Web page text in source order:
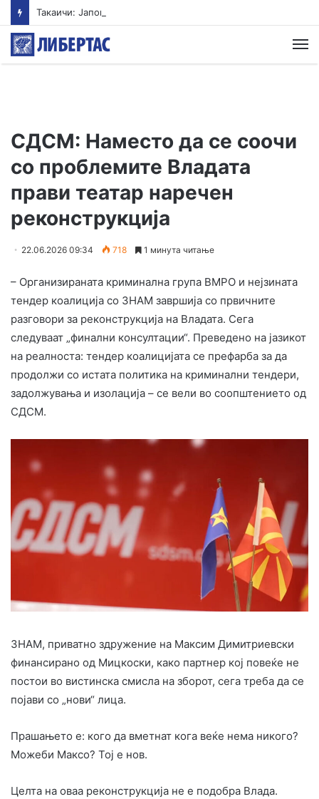
СДСМ: Наместо да се соочи
со проблемите Владата
прави театар наречен
реконструкција
22.06.2026 09:34 718 1 минута читање
– Организираната криминална група ВМРО и нејзината
тендер коалиција со ЗНАМ завршија со првичните
разговори за реконструкција на Владата. Сега
следуваат „финални консултации“. Преведено на јазикот
на реалноста: тендер коалицијата се префарба за да
продолжи со истата политика на криминални тендери,
задолжувања и изолација – се вели во соопштението од
СДСМ.
ЗНАМ, приватно здружение на Максим Димитриевски
финансирано од Мицкоски, како партнер кој повеќе не
постои во вистинска смисла на зборот, сега треба да се
појави со „нови“ лица.
Прашањето е: кого да вметнат кога веќе нема никого?
Можеби Максо? Тој е нов.
Целта на оваа реконструкција не е подобра Влада.